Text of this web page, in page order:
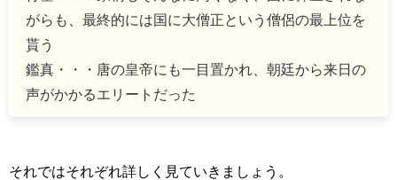
がらも、最終的には国に大僧正という僧侶の最上位を
貰う
鑑真・・・唐の皇帝にも一目置かれ、朝廷から来日の
声がかかるエリートだった
それではそれぞれ詳しく見ていきましょう。